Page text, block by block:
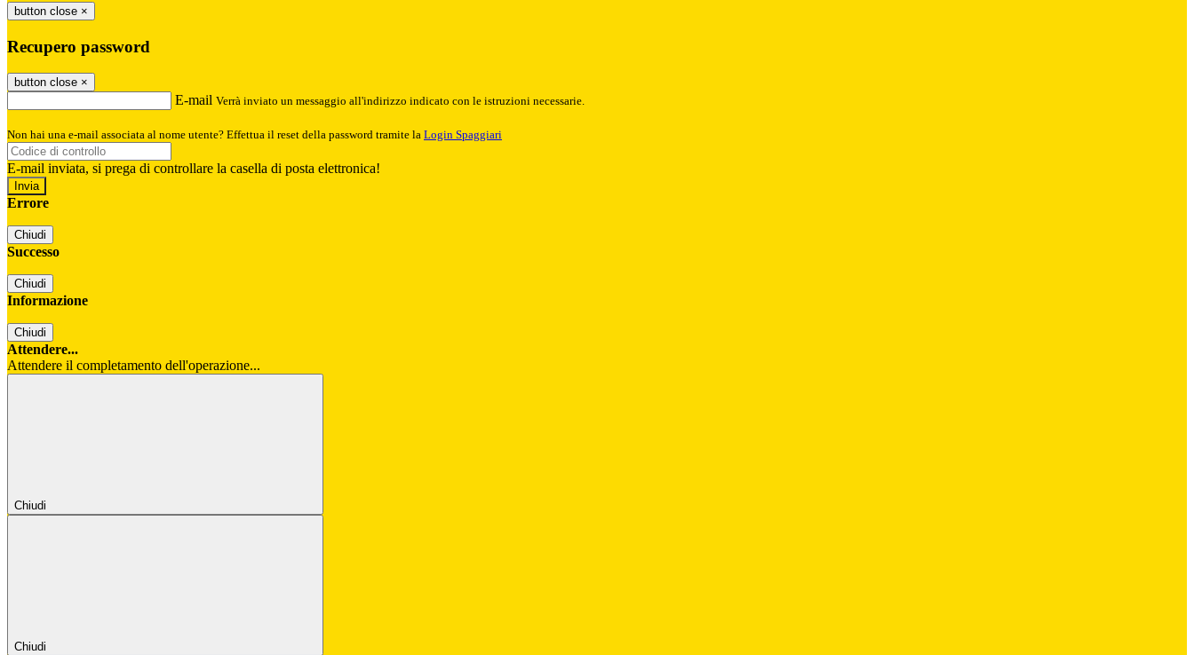
button close ×
Recupero password
button close ×
E-mail Verrà inviato un messaggio all'indirizzo indicato con le istruzioni necessarie.
Non hai una e-mail associata al nome utente? Effettua il reset della password tramite la Login Spaggiari
E-mail inviata, si prega di controllare la casella di posta elettronica!
Errore
Chiudi
Successo
Chiudi
Informazione
Chiudi
Attendere...
Attendere il completamento dell'operazione...
Chiudi
Chiudi